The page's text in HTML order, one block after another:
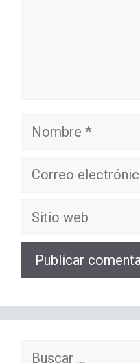
Nombre
Correo
Sitio
Buscar: